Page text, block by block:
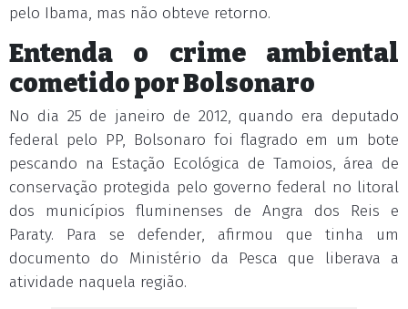
pelo Ibama, mas não obteve retorno.
Entenda o crime ambiental
cometido por Bolsonaro
No dia 25 de janeiro de 2012, quando era deputado
federal pelo PP, Bolsonaro foi flagrado em um bote
pescando na Estação Ecológica de Tamoios, área de
conservação protegida pelo governo federal no litoral
dos municípios fluminenses de Angra dos Reis e
Paraty. Para se defender, afirmou que tinha um
documento do Ministério da Pesca que liberava a
atividade naquela região.